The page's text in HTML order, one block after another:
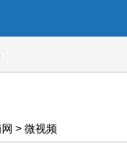
> 微视频